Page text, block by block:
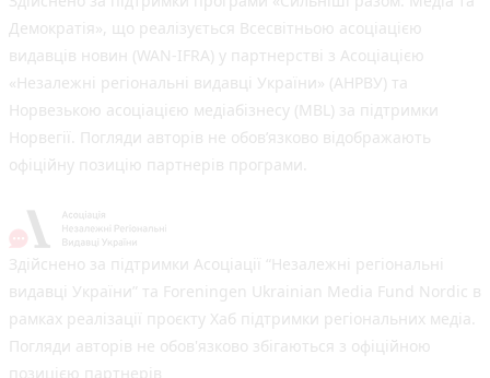
Демократія», що реалізується Всесвітньою асоціацією
видавців новин (WAN-IFRA) у партнерстві з Асоціацією
«Незалежні регіональні видавці України» (АНРВУ) та
Норвезькою асоціацією медіабізнесу (MBL) за підтримки
Норвегії. Погляди авторів не обов’язково відображають
офіційну позицію партнерів програми.
Здійснено за підтримки Асоціації “Незалежні регіональні
видавці України” та Foreningen Ukrainian Media Fund Nordic в
рамках реалізації проєкту Хаб підтримки регіональних медіа.
Погляди авторів не обов'язково збігаються з офіційною
позицією партнерів